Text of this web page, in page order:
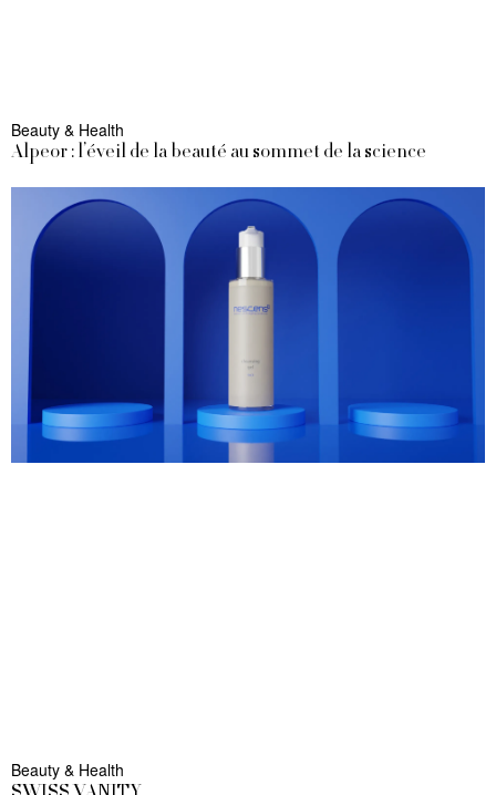
Beauty & Health
Alpeor : l’éveil de la beauté au sommet de la science
Beauty & Health